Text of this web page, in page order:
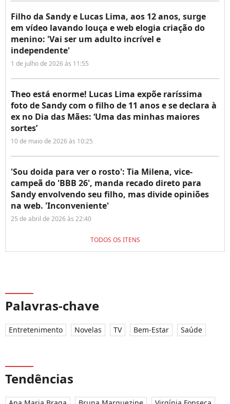
Filho da Sandy e Lucas Lima, aos 12 anos, surge
em vídeo lavando louça e web elogia criação do
menino: 'Vai ser um adulto incrível e
independente'
1 de julho de 2026 às 11:55
Theo está enorme! Lucas Lima expõe raríssima
foto de Sandy com o filho de 11 anos e se declara à
ex no Dia das Mães: ‘Uma das minhas maiores
sortes’
10 de maio de 2026 às 10:25
'Sou doida para ver o rosto': Tia Milena, vice-
campeã do 'BBB 26', manda recado direto para
Sandy envolvendo seu filho, mas divide opiniões
na web. 'Inconveniente'
25 de abril de 2026 às 22:40
TODOS OS ITENS
Palavras-chave
Entretenimento Novelas TV Bem-Estar Saúde
Tendências